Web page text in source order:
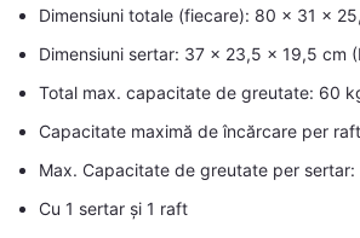
Dimensiuni totale (fiecare): 80 x 31 x
Dimensiuni sertar: 37 x 23,5 x 19,5 cm
Total max. capacitate de greutate: 60
Capacitate maximă de încărcare per
Max. Capacitate de greutate per sertar:
Cu 1 sertar și 1 raft